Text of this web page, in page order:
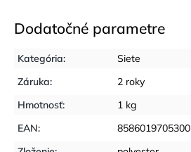
Dodatočné parametre
Kategória:
Siete
Záruka:
2 roky
Hmotnosť:
1 kg
EAN:
8586019705300